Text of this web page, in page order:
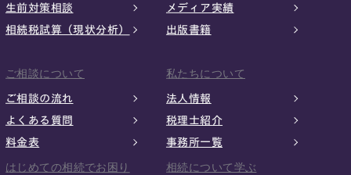
生前対策相談
相続税試算（現状分析）
メディア実績
出版書籍
ご相談について
ご相談の流れ
よくある質問
料金表
私たちについて
法人情報
税理士紹介
事務所一覧
はじめての相続でお困り 相続について学ぶ